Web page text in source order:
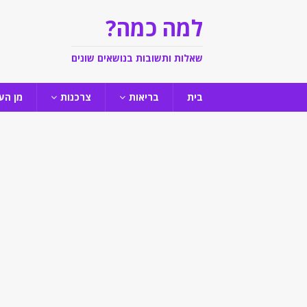
למה כמה?
שאלות ותשובות בנושאים שונים
בית בריאות צרכנות מן